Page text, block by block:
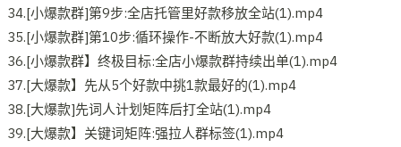
34.[小爆款群]第9步:全店托管里好款移放全站(1).mp4
35.[小爆款群]第10步:循环操作-不断放大好款(1).mp4
36.[小爆款群】终极目标:全店小爆款群持续出单(1).mp4
37.[大爆款】先从5个好款中挑1款最好的(1).mp4
38.[大爆款]先词人计划矩阵后打全站(1).mp4
39.[大爆款】关键词矩阵:强拉人群标签(1).mp4